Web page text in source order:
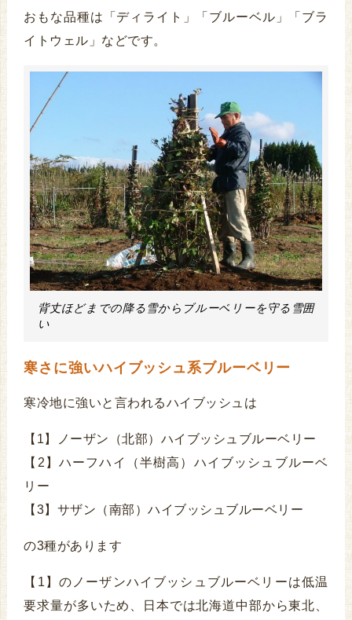
おもな品種は「ディライト」「ブルーベル」「ブラ
イトウェル」などです。
背丈ほどまでの降る雪からブルーベリーを守る雪囲
い
寒さに強いハイブッシュ系ブルーベリー
寒冷地に強いと言われるハイブッシュは
【1】ノーザン（北部）ハイブッシュブルーベリー
【2】ハーフハイ（半樹高）ハイブッシュブルーベ
リー
【3】サザン（南部）ハイブッシュブルーベリー
の3種があります
【1】のノーザンハイブッシュブルーベリーは低温
要求量が多いため、日本では北海道中部から東北、